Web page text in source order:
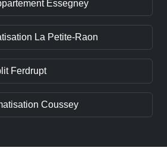
Essegney
La Petite-Raon
Ferdrupt
Coussey